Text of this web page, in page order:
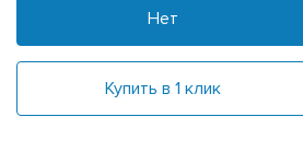
Нет
Купить в 1 клик